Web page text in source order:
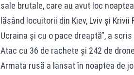
sale brutale, care au avut loc
lăsând locuitorii din Kiev, Lviv şi
Ucraina şi cu o pace dreaptă”, a
Atac cu 36 de rachete și 242 de drone
Armata rusă a lansat în noaptea de